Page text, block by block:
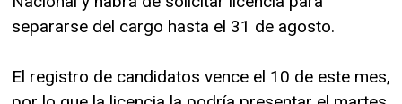
separarse del cargo hasta el 31 de agosto.
El registro de candidatos vence el 10 de este mes,